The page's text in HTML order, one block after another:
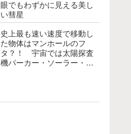
眼でもわずかに見える美し
い彗星
史上最も速い速度で移動し
た物体はマンホールのフ
タ？！ 宇宙では太陽探査
機パーカー・ソーラー・プ